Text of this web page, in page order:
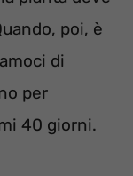
poi, è
di
per
40 giorni.